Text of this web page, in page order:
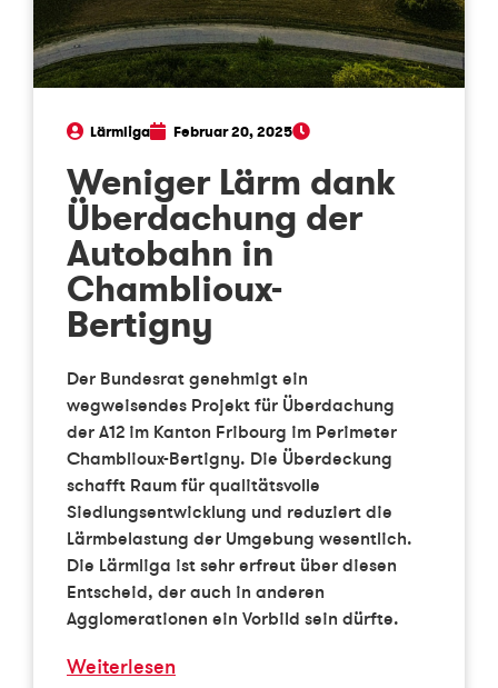
Lärmliga Februar 20, 2025
Weniger Lärm dank
Überdachung der
Autobahn in
Chamblioux-
Bertigny
Der Bundesrat genehmigt ein
wegweisendes Projekt für Überdachung
der A12 im Kanton Fribourg im Perimeter
Chamblioux-Bertigny. Die Überdeckung
schafft Raum für qualitätsvolle
Siedlungsentwicklung und reduziert die
Lärmbelastung der Umgebung wesentlich.
Die Lärmliga ist sehr erfreut über diesen
Entscheid, der auch in anderen
Agglomerationen ein Vorbild sein dürfte.
Weiterlesen